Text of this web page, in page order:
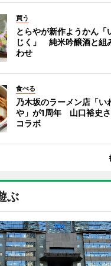
買う
とらやが新作ようかん「
じく」 純米吟醸酒と組
わせ
食べる
乃木坂のラーメン店「い
や」が1周年 山口裕史さ
コラボ
ぶ